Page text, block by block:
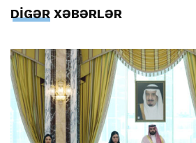
DİGƏR XƏBƏRLƏR